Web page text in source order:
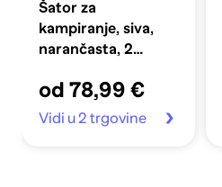
Šator za
kampiranje, siva,
narančasta, 2
96 cm
od 78,99 €
Vidi u 2 trgovine